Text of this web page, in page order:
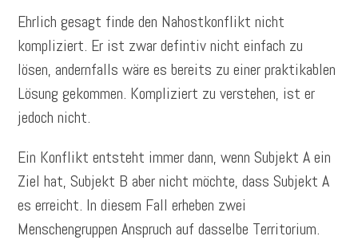
Ehrlich gesagt finde den Nahostkonflikt nicht
kompliziert. Er ist zwar defintiv nicht einfach zu
lösen, andernfalls wäre es bereits zu einer praktikablen
Lösung gekommen. Kompliziert zu verstehen, ist er
jedoch nicht.
Ein Konflikt entsteht immer dann, wenn Subjekt A ein
Ziel hat, Subjekt B aber nicht möchte, dass Subjekt A
es erreicht. In diesem Fall erheben zwei
Menschengruppen Anspruch auf dasselbe Territorium.